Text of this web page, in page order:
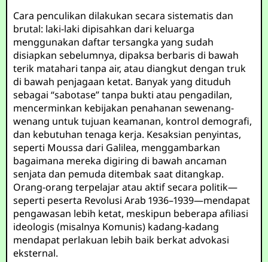
Cara penculikan dilakukan secara sistematis dan
brutal: laki-laki dipisahkan dari keluarga
menggunakan daftar tersangka yang sudah
disiapkan sebelumnya, dipaksa berbaris di bawah
terik matahari tanpa air, atau diangkut dengan truk
di bawah penjagaan ketat. Banyak yang dituduh
sebagai “sabotase” tanpa bukti atau pengadilan,
mencerminkan kebijakan penahanan sewenang-
wenang untuk tujuan keamanan, kontrol demografi,
dan kebutuhan tenaga kerja. Kesaksian penyintas,
seperti Moussa dari Galilea, menggambarkan
bagaimana mereka digiring di bawah ancaman
senjata dan pemuda ditembak saat ditangkap.
Orang-orang terpelajar atau aktif secara politik—
seperti peserta Revolusi Arab 1936–1939—mendapat
pengawasan lebih ketat, meskipun beberapa afiliasi
ideologis (misalnya Komunis) kadang-kadang
mendapat perlakuan lebih baik berkat advokasi
eksternal.